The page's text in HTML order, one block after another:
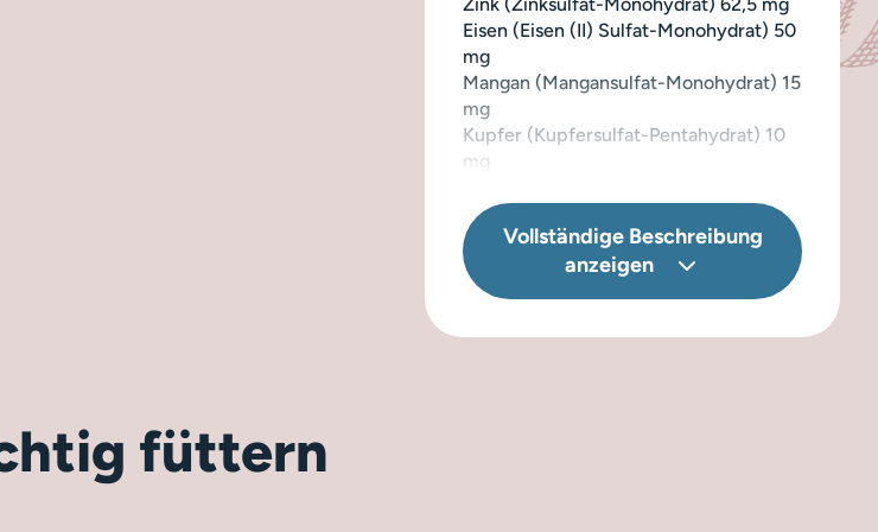
Eisen (Eisen (II) Sulfat-Monohydrat) 50
mg
Mangan (Mangansulfat-Monohydrat) 15
mg
Kupfer (Kupfersulfat-Pentahydrat) 10
mg
Selen (Natriumselenit) 0,2 mg
Natürlich konserviert mit Tocopherol -
Extrakten aus Öl.
Vollständige Beschreibung
anzeigen
füttern